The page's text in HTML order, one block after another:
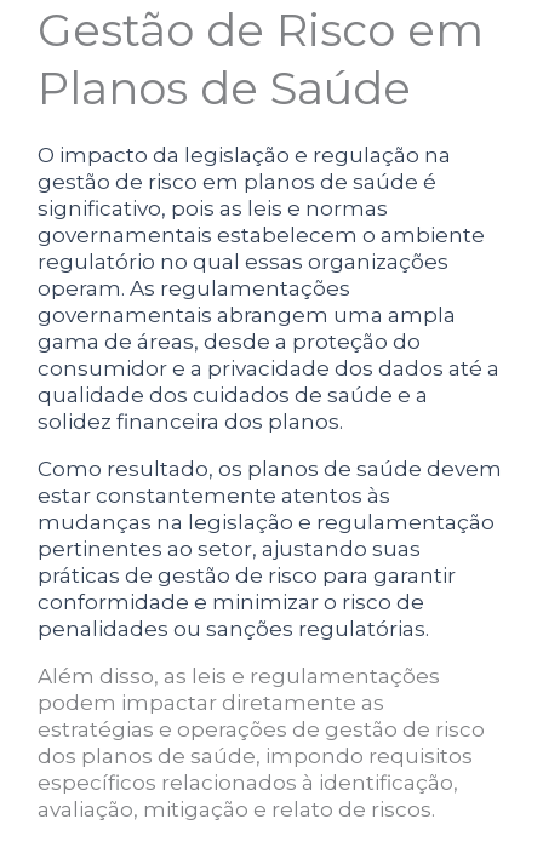
Gestão de Risco em
Planos de Saúde
O impacto da legislação e regulação na
gestão de risco em planos de saúde é
significativo, pois as leis e normas
governamentais estabelecem o ambiente
regulatório no qual essas organizações
operam. As regulamentações
governamentais abrangem uma ampla
gama de áreas, desde a proteção do
consumidor e a privacidade dos dados até a
qualidade dos cuidados de saúde e a
solidez financeira dos planos.
Como resultado, os planos de saúde devem
estar constantemente atentos às
mudanças na legislação e regulamentação
pertinentes ao setor, ajustando suas
práticas de gestão de risco para garantir
conformidade e minimizar o risco de
penalidades ou sanções regulatórias.
Além disso, as leis e regulamentações
podem impactar diretamente as
estratégias e operações de gestão de risco
dos planos de saúde, impondo requisitos
específicos relacionados à identificação,
avaliação, mitigação e relato de riscos.